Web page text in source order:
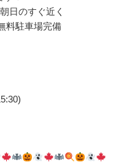
日のすぐ近く
料駐車場完備